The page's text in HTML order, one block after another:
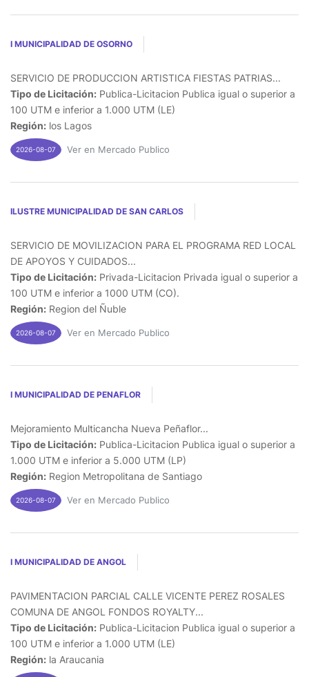
I MUNICIPALIDAD DE OSORNO
SERVICIO DE PRODUCCION ARTISTICA FIESTAS PATRIAS...
Tipo de Licitación: Publica-Licitacion Publica igual o superior a
100 UTM e inferior a 1.000 UTM (LE)
Región: los Lagos
2026-08-07 Ver en Mercado Publico
ILUSTRE MUNICIPALIDAD DE SAN CARLOS
SERVICIO DE MOVILIZACION PARA EL PROGRAMA RED LOCAL
DE APOYOS Y CUIDADOS...
Tipo de Licitación: Privada-Licitacion Privada igual o superior a
100 UTM e inferior a 1000 UTM (CO).
Región: Region del Ñuble
2026-08-07 Ver en Mercado Publico
I MUNICIPALIDAD DE PENAFLOR
Mejoramiento Multicancha Nueva Peñaflor...
Tipo de Licitación: Publica-Licitacion Publica igual o superior a
1.000 UTM e inferior a 5.000 UTM (LP)
Región: Region Metropolitana de Santiago
2026-08-07 Ver en Mercado Publico
I MUNICIPALIDAD DE ANGOL
PAVIMENTACION PARCIAL CALLE VICENTE PEREZ ROSALES
COMUNA DE ANGOL FONDOS ROYALTY...
Tipo de Licitación: Publica-Licitacion Publica igual o superior a
100 UTM e inferior a 1.000 UTM (LE)
Región: la Araucania